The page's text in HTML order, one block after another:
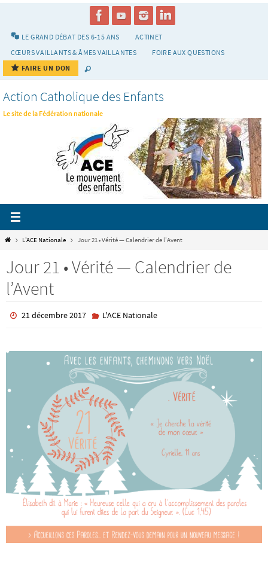
LE GRAND DÉBAT DES 6-15 ANS
ACTINET
CŒURS VAILLANTS & ÂMES VAILLANTES
FOIRE AUX QUESTIONS
FAIRE UN DON
Action Catholique des Enfants
Le site de la Fédération nationale
HomeL'ACE Nationale Jour 21 • Vérité — Calendrier de l’Avent
Jour 21 • Vérité — Calendrier de
l’Avent
21 décembre 2017 L'ACE Nationale